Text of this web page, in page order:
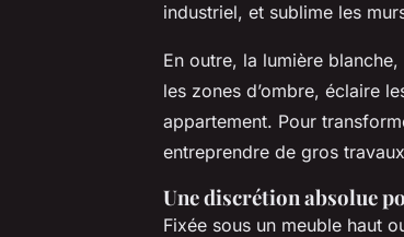
industriel, et sublime les
En outre, la lumière
les zones d’ombre, éclaire
appartement. Pour
entreprendre de gros
Une discrétion absolue
Fixée sous un meuble haut